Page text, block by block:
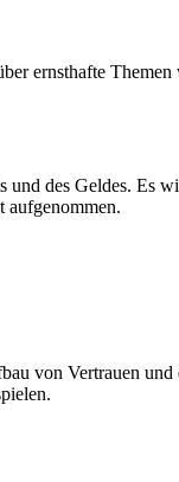
ernsthafte
des Geldes.
aufgenommen.
von Vertrauen